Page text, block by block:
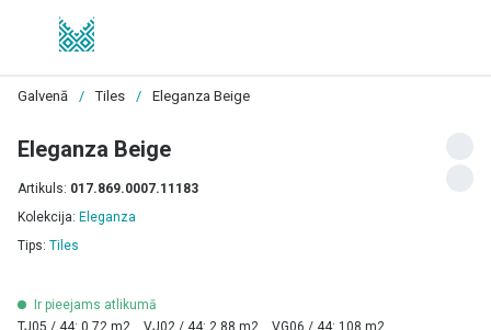
Galvenā / Tiles / Eleganza Beige
Eleganza Beige
Artikuls: 017.869.0007.11183
Kolekcija: Eleganza
Tips: Tiles
Ir pieejams atlikumā
TJ05 / 44: 0.72 m2
VJ02 / 44: 2.88 m2 VG06 / 44: 108 m2